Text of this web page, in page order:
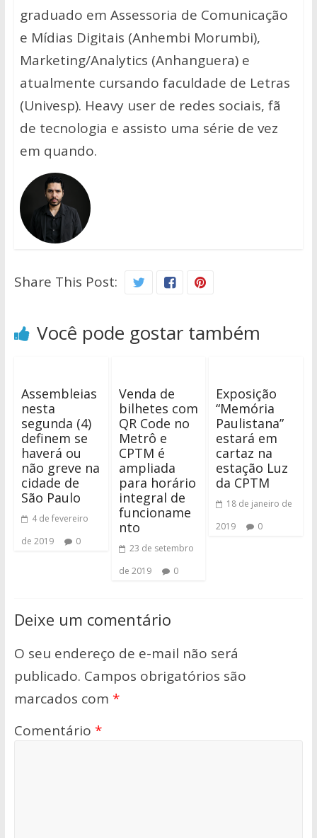
graduado em Assessoria de Comunicação
e Mídias Digitais (Anhembi Morumbi),
Marketing/Analytics (Anhanguera) e
atualmente cursando faculdade de Letras
(Univesp). Heavy user de redes sociais, fã
de tecnologia e assisto uma série de vez
em quando.
Share This Post:
Você pode gostar também
Assembleias
nesta
segunda (4)
definem se
haverá ou
não greve na
cidade de
São Paulo
4 de fevereiro
de 2019
0
Venda de
bilhetes com
QR Code no
Metrô e
CPTM é
ampliada
para horário
integral de
funcioname
nto
23 de setembro
de 2019
0
Exposição
“Memória
Paulistana”
estará em
cartaz na
estação Luz
da CPTM
18 de janeiro de
2019
0
Deixe um comentário
O seu endereço de e-mail não será
publicado. Campos obrigatórios são
marcados com *
Comentário *